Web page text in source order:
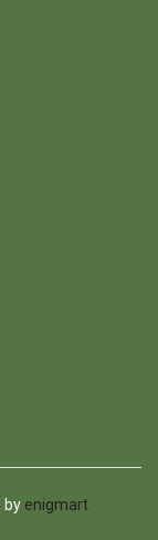
by enigmart